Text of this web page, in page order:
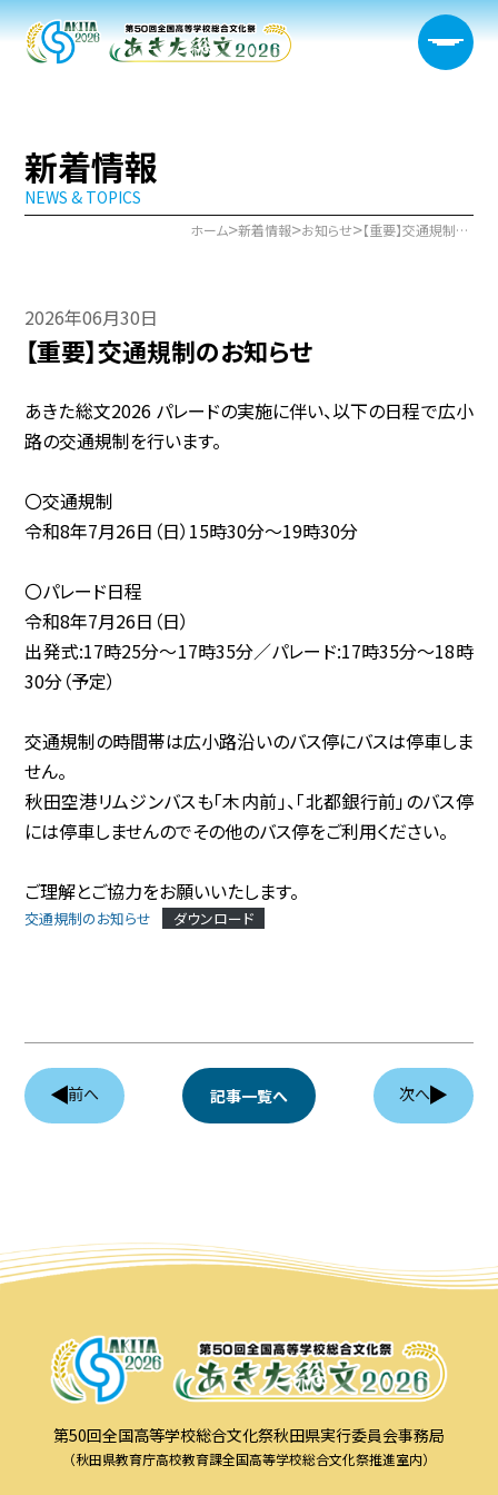
大会概要
生徒実行委員会
広報デザイン・デザインガイド
サイトポリシー
リンク集
サイトマップ
ホーム>新着情報>お知らせ> 【重要】交通規制のお知らせ
新着情報
NEWS & TOPICS
2026年06月30日
【重要】交通規制のお知らせ
あきた総文2026 パレードの実施に伴い、以下の日程で広小
路の交通規制を行います。
〇交通規制
令和8年7月26日（日）15時30分〜19時30分
〇パレード日程
令和8年7月26日（日）
出発式:17時25分〜17時35分／パレード:17時35分〜18時
30分（予定）
交通規制の時間帯は広小路沿いのバス停にバスは停車しま
せん。
秋田空港リムジンバスも「木内前」、「北都銀行前」のバス停
には停車しませんのでその他のバス停をご利用ください。
ご理解とご協力をお願いいたします。
交通規制のお知らせ ダウンロード
前へ 記事一覧へ 次へ
第50回全国高等学校総合文化祭秋田県実行委員会事務局
（秋田県教育庁高校教育課全国高等学校総合文化祭推進室内）